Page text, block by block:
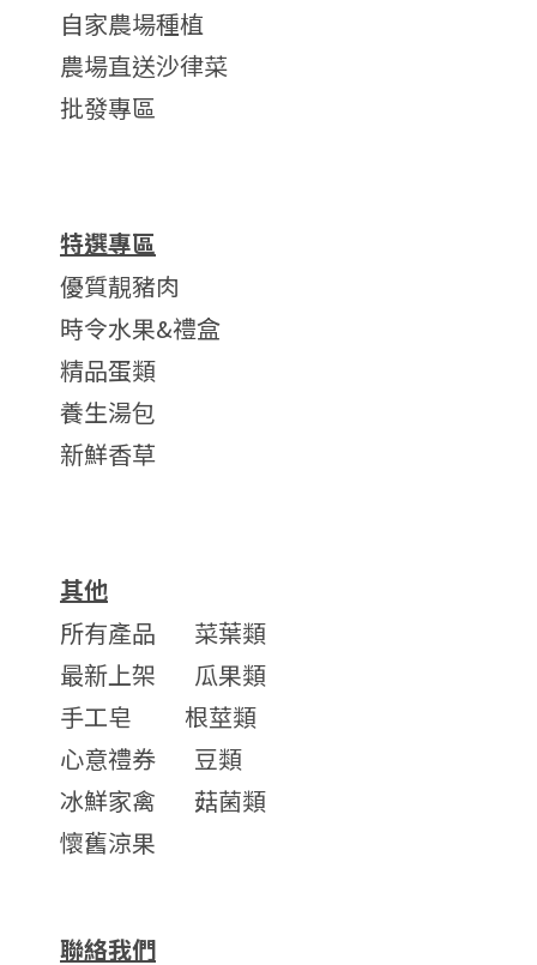
自家農場種植
農場直送沙律菜
批發專區
特選專區
優質靚豬肉
時令水果&禮盒
精品蛋類
養生湯包
新鮮香草
其他
所有產品
菜葉類
最新上架
瓜果類
手工皂
根莖類
心意禮券
豆類
冰鮮家禽
菇菌類
懷舊涼果
聯絡我們